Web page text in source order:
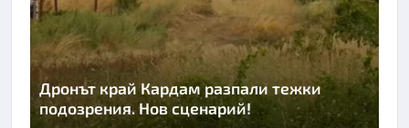
Дронът край Кардам разпали тежки
подозрения. Нов сценарий!